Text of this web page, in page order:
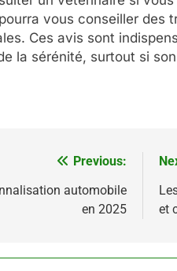
vous conseiller des
Ces avis sont
la sérénité, surtout si
Previous:
automobile
en 2025
et